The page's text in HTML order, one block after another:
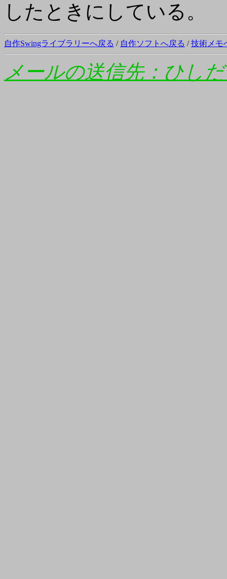
したときにしている。
自作Swingライブラリーへ戻る / 自作ソフトへ戻る /技術メモ
メールの送信先：ひし